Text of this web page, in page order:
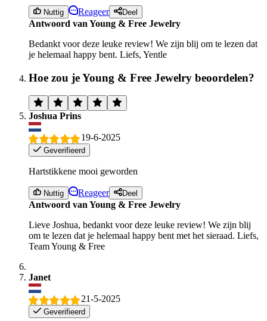
Nuttig Reageer Deel
Antwoord van Young & Free Jewelry
Bedankt voor deze leuke review! We zijn blij om te lezen dat
je helemaal happy bent. Liefs, Yentle
Hoe zou je Young & Free Jewelry beoordelen?
Joshua Prins
19-6-2025
Geverifieerd
Hartstikkene mooi geworden
Nuttig Reageer Deel
Antwoord van Young & Free Jewelry
Lieve Joshua, bedankt voor deze leuke review! We zijn blij
om te lezen dat je helemaal happy bent met het sieraad. Liefs,
Team Young & Free
Janet
21-5-2025
Geverifieerd